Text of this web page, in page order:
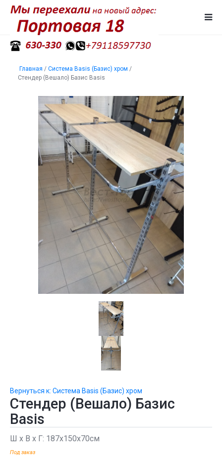
Главная / Система Basis (Базис) хром /
Стендер (Вешало) Базис Basis
Вернуться к: Система Basis (Базис) хром
Стендер (Вешало) Базис
Basis
Ш х В х Г: 187х150х70см
Под заказ